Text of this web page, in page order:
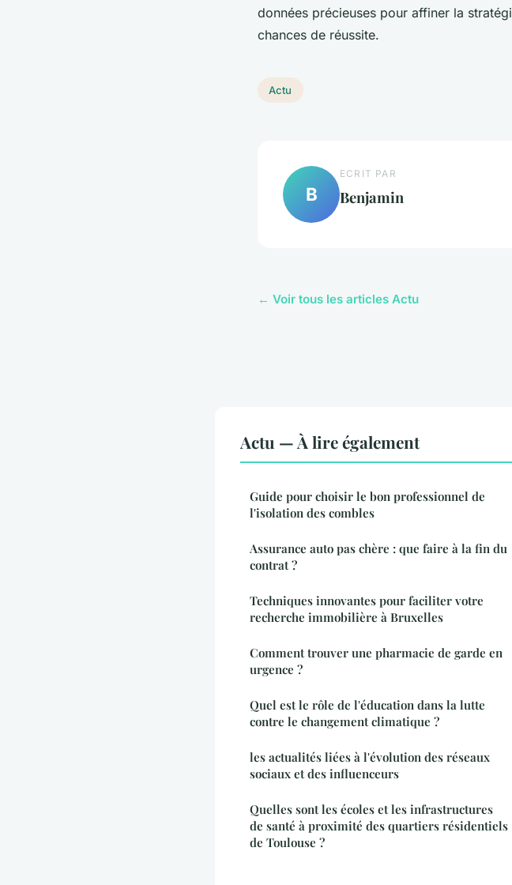
données précieuses pour affiner la
chances de réussite.
Actu
B
ECRIT PAR
Benjamin
← Voir tous les articles Actu
Actu — À lire également
Guide pour choisir le bon professionnel de
l'isolation des combles
Assurance auto pas chère : que faire à la fin du
contrat ?
Techniques innovantes pour faciliter votre
recherche immobilière à Bruxelles
Comment trouver une pharmacie de garde en
urgence ?
Quel est le rôle de l'éducation dans la lutte
contre le changement climatique ?
les actualités liées à l'évolution des réseaux
sociaux et des influenceurs
Quelles sont les écoles et les infrastructures
de santé à proximité des quartiers résidentiels
de Toulouse ?